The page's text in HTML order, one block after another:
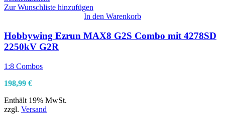
Zur Wunschliste hinzufügen
In den Warenkorb
Hobbywing Ezrun MAX8 G2S Combo mit 4278SD
2250kV G2R
1:8 Combos
198,99 €
Enthält 19% MwSt.
zzgl. Versand